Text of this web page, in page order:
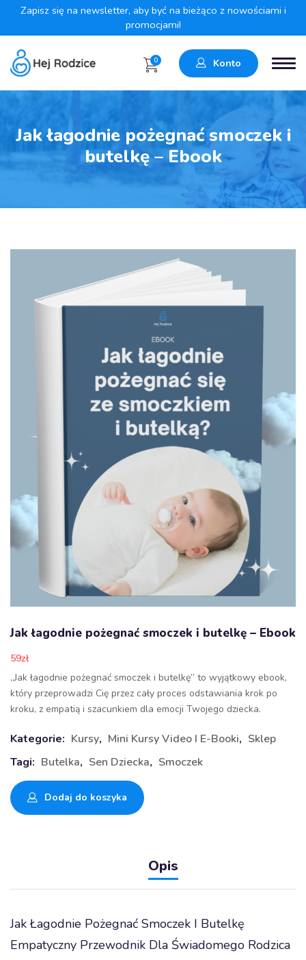
Zapisz się na newsletter, aby być na bieżąco z nowościami i
promocjami!
0 Konto
Jak łagodnie pożegnać smoczek i
butelkę – Ebook
Jak łagodnie pożegnać smoczek i butelkę – Ebook
59zł
„Jak łagodnie pożegnać smoczek i butelkę” to wyjątkowy ebook,
który przeprowadzi Cię przez cały proces odstawiania krok po
kroku, z empatią i szacunkiem dla emocji Twojego dziecka.
Kategorie: Kursy, Mini Kursy Video I E-Booki, Sklep
Tagi: Butelka, Sen Dziecka, Smoczek
Dodaj do koszyka
Opis
Jak Łagodnie Pożegnać Smoczek I Butelkę
Empatyczny Przewodnik Dla Świadomego Rodzica